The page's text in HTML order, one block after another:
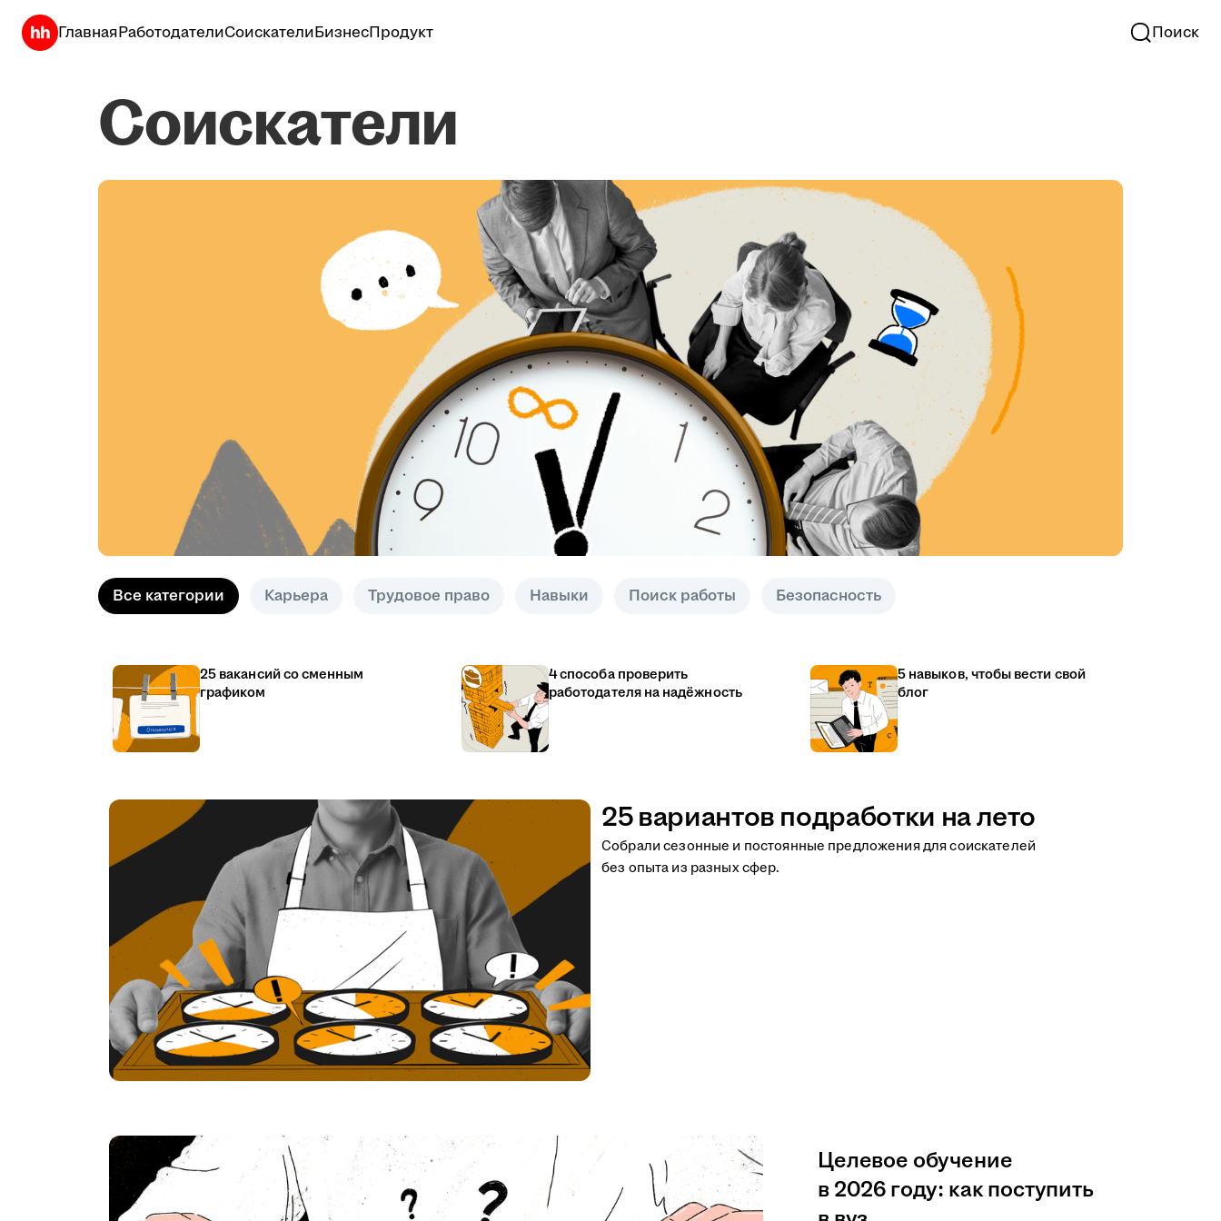
ГлавнаяРаботодателиСоискателиБизнесПродукт Поиск
Соискатели
Все категории Карьера Трудовое право Навыки Поиск работы Безопасность
25 вакансий со сменным
графиком
4 способа проверить
работодателя на надёжность
5 навыков, чтобы вести свой
блог
25 вариантов подработки на лето
Собрали сезонные и постоянные предложения для соискателей
без опыта из разных сфер.
Целевое обучение
в 2026 году: как поступить